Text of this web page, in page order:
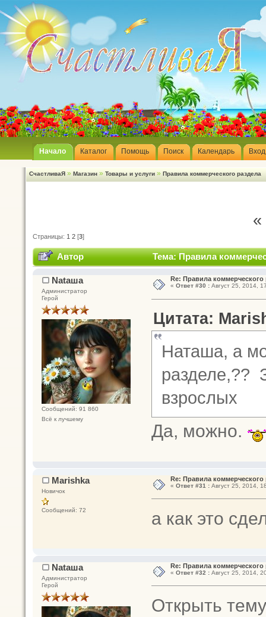
Начало Каталог Помощь Поиск Календарь Вход
СчастливаЯ » Магазин » Товары и услуги » Правила коммерческого раздела
Страницы: 1 2 [3]
Автор Тема: Правила
Nataшa
Администратор
Герой
Сообщений: 91 860
Всё к лучшему
Re: Правила коммерческого
« Ответ #30 :Август 25, 2014,
Цитата:
Наташа, а
разделе,??
взрослых
Да, можно.
Marishka
Новичок
Сообщений: 72
Re: Правила коммерческого
« Ответ #31 :Август 25, 2014,
а как это
Nataшa
Администратор
Герой
Re: Правила коммерческого
« Ответ #32 :Август 25, 2014,
Открыть